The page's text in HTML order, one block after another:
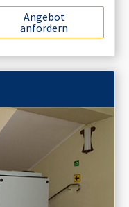
Angebot
anfordern